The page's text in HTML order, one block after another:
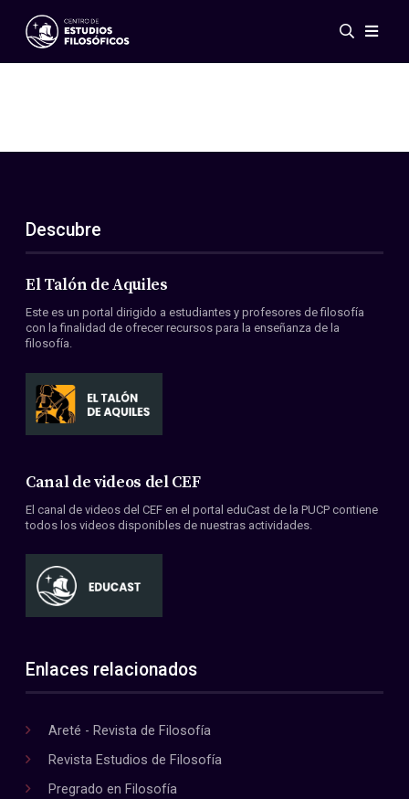
Eventos
ES
EN
Acerca de nosotros
Miembros
Convenios
Descubre
El Talón de Aquiles
Este es un portal dirigido a estudiantes y profesores de filosofía
con la finalidad de ofrecer recursos para la enseñanza de la
filosofía.
Canal de videos del CEF
El canal de videos del CEF en el portal eduCast de la PUCP contiene
todos los videos disponibles de nuestras actividades.
Enlaces relacionados
Areté - Revista de Filosofía
Revista Estudios de Filosofía
Pregrado en Filosofía